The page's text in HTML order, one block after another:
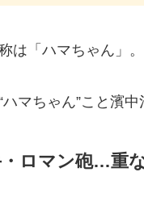
は「ハマちゃん」。
マちゃん”こと濱中
・ロマン砲…重